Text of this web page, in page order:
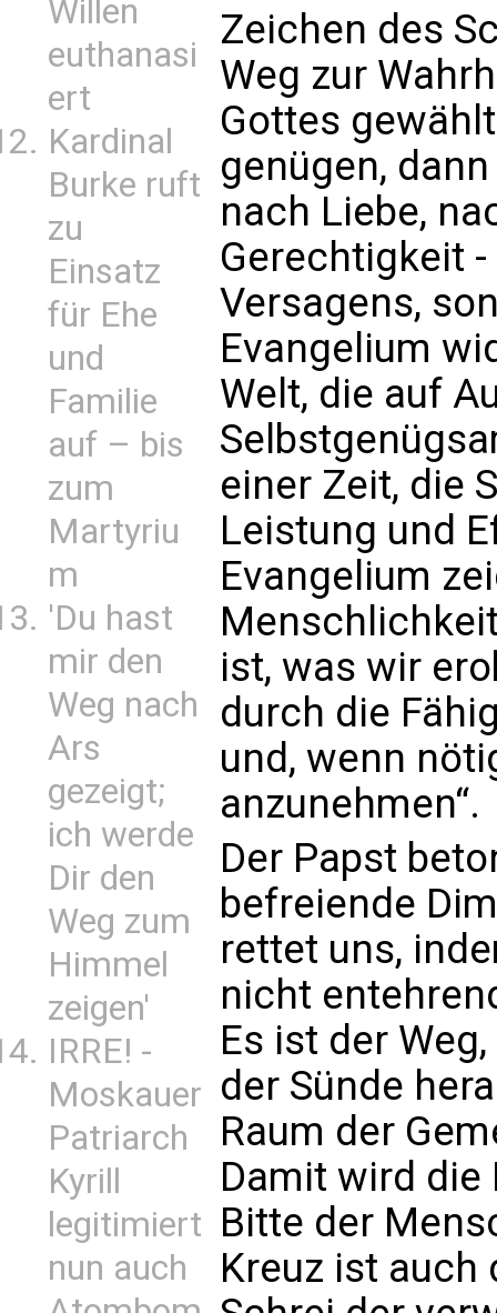
Willen
euthanasi
ert
Kardinal
Burke ruft
zu
Einsatz
für Ehe
und
Familie
auf – bis
zum
Martyriu
m
'Du hast
mir den
Weg nach
Ars
gezeigt;
ich werde
Dir den
Weg zum
Himmel
zeigen'
IRRE! -
Moskauer
Patriarch
Kyrill
legitimiert
nun auch
Zeichen des
Weg zur
Gottes
genügen,
nach Liebe,
Gerechtigkeit
Versagens,
Evangelium
Welt, die auf
einer Zeit, die
Leistung und
Evangelium
ist, was wir
durch die
und, wenn
anzunehmen“.
Der Papst
befreiende
rettet uns,
nicht
Es ist der
der Sünde
Raum der
Damit wird die
Bitte der
Kreuz ist auch